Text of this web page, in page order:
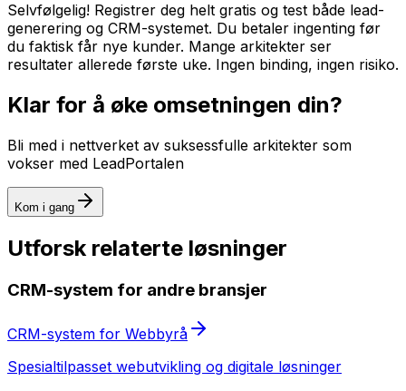
Selvfølgelig! Registrer deg helt gratis og test både lead-
generering og CRM-systemet. Du betaler ingenting før
du faktisk får nye kunder. Mange arkitekter ser
resultater allerede første uke. Ingen binding, ingen risiko.
Klar for å øke omsetningen din?
Bli med i nettverket av suksessfulle arkitekter som
vokser med LeadPortalen
Kom i gang
Utforsk relaterte løsninger
CRM-system for andre bransjer
CRM-system for Webbyrå
Spesialtilpasset webutvikling og digitale løsninger